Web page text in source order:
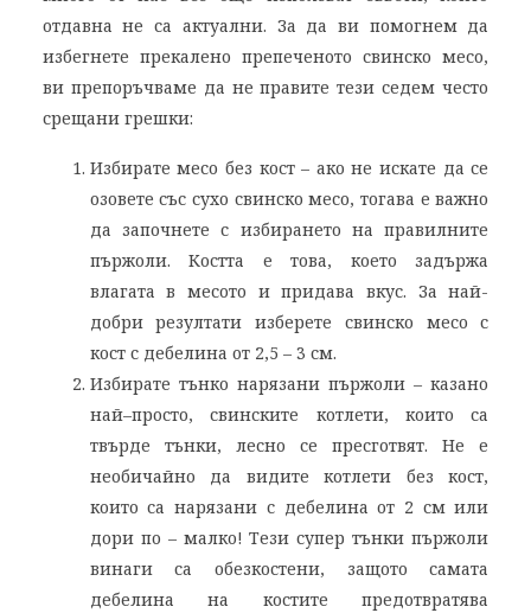
отдавна не са актуални. За да ви помогнем да
избегнете прекалено препеченото свинско месо,
ви препоръчваме да не правите тези седем често
срещани грешки:
Избирате месо без кост – ако не искате да се
озовете със сухо свинско месо, тогава е важно
да започнете с избирането на правилните
пържоли. Костта е това, което задържа
влагата в месото и придава вкус. За най-
добри резултати изберете свинско месо с
кост с дебелина от 2,5 – 3 см.
Избирате тънко нарязани пържоли – казано
най–просто, свинските котлети, които са
твърде тънки, лесно се пресготвят. Не е
необичайно да видите котлети без кост,
които са нарязани с дебелина от 2 см или
дори по – малко! Тези супер тънки пържоли
винаги са обезкостени, защото самата
дебелина на костите предотвратява